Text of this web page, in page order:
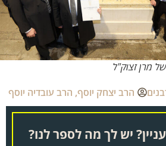
זצוק"ל
הרב יצחק יוסף ,הרב עובדיה יוסף
יש לך מה לספר לנו?